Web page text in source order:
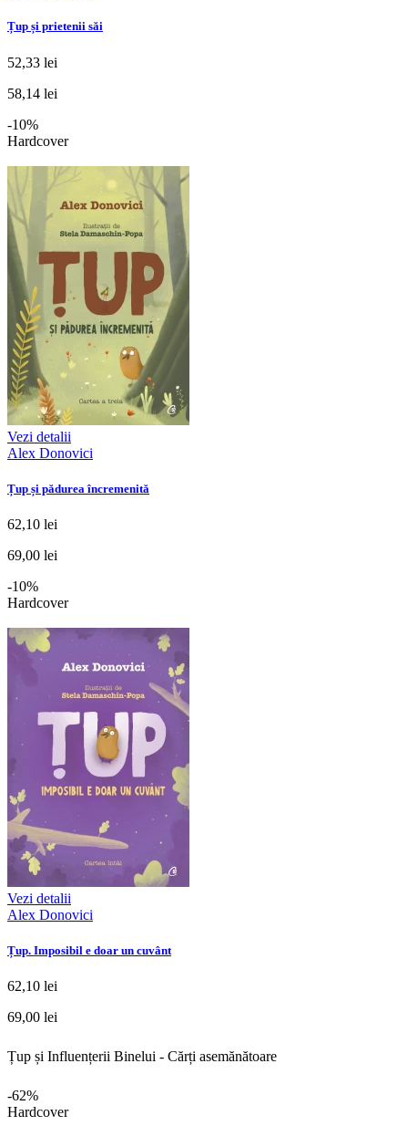
Țup și prietenii săi
52,33 lei
58,14 lei
-10%
Hardcover
Vezi detalii
Alex Donovici
Țup și pădurea încremenită
62,10 lei
69,00 lei
-10%
Hardcover
Vezi detalii
Alex Donovici
Țup. Imposibil e doar un cuvânt
62,10 lei
69,00 lei
Țup și Influențerii Binelui - Cărți asemănătoare
-62%
Hardcover